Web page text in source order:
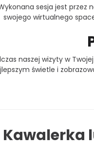
sesja jest przez
swojego wirtualnego
naszej wizyty w
świetle i
Kawalerka